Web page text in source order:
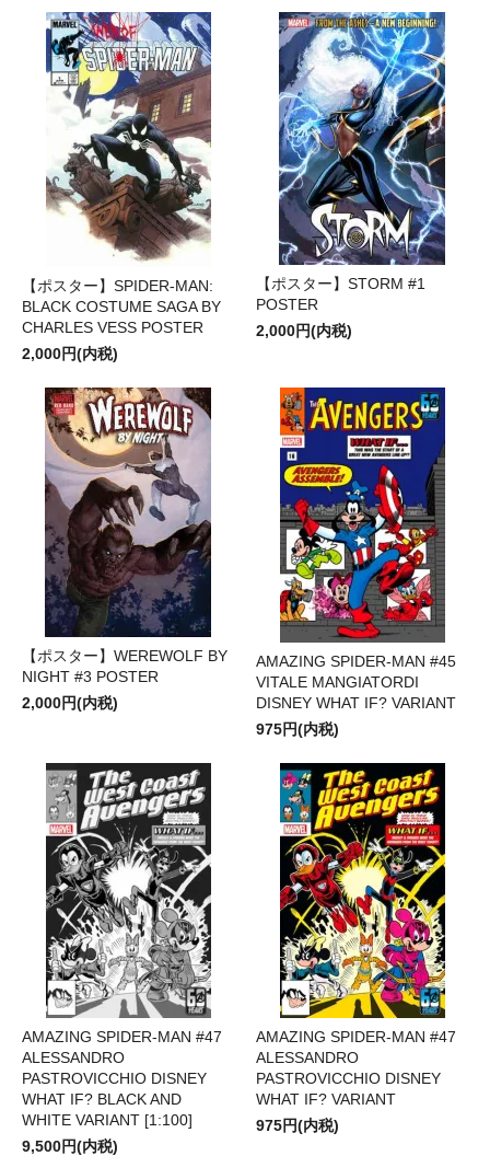
【ポスター】SPIDER-MAN:
BLACK COSTUME SAGA BY
CHARLES VESS POSTER
2,000円(内税)
【ポスター】STORM #1
POSTER
2,000円(内税)
【ポスター】WEREWOLF BY
NIGHT #3 POSTER
2,000円(内税)
AMAZING SPIDER-MAN #45
VITALE MANGIATORDI
DISNEY WHAT IF? VARIANT
975円(内税)
AMAZING SPIDER-MAN #47
ALESSANDRO
PASTROVICCHIO DISNEY
WHAT IF? BLACK AND
WHITE VARIANT [1:100]
9,500円(内税)
AMAZING SPIDER-MAN #47
ALESSANDRO
PASTROVICCHIO DISNEY
WHAT IF? VARIANT
975円(内税)